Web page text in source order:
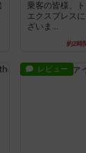
乗客の皆様、
エクスプレス
ざいま...
約2時
レビュー